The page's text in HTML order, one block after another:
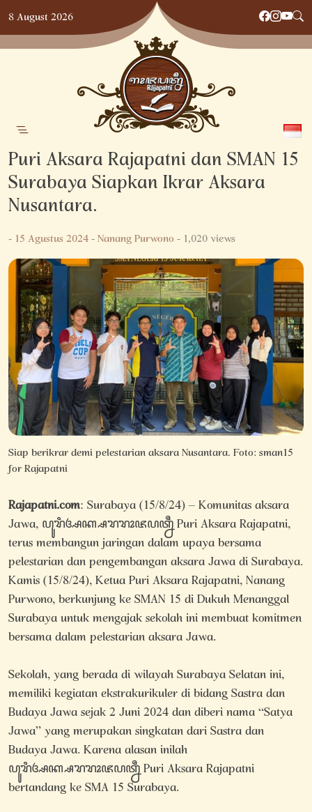
Skip
to
content
8 August 2026
Puri Aksara Rajapatni dan SMAN 15
Surabaya Siapkan Ikrar Aksara
Nusantara.
-15 Agustus 2024-Nanang Purwono- 1,020 views
Siap berikrar demi pelestarian aksara Nusantara. Foto: sman15
for Rajapatni
Rajapatni.com: Surabaya (15/8/24) – Komunitas aksara
Jawa, ꦥꦸꦫꦶꦄꦏ꧀ꦱꦫꦫꦴꦗꦥꦠ꧀ꦤꦷ Puri Aksara Rajapatni,
terus membangun jaringan dalam upaya bersama
pelestarian dan pengembangan aksara Jawa di Surabaya.
Kamis (15/8/24), Ketua Puri Aksara Rajapatni, Nanang
Purwono, berkunjung ke SMAN 15 di Dukuh Menanggal
Surabaya untuk mengajak sekolah ini membuat komitmen
bersama dalam pelestarian aksara Jawa.
Sekolah, yang berada di wilayah Surabaya Selatan ini,
memiliki kegiatan ekstrakurikuler di bidang Sastra dan
Budaya Jawa sejak 2 Juni 2024 dan diberi nama “Satya
Jawa” yang merupakan singkatan dari Sastra dan
Budaya Jawa. Karena alasan inilah
ꦥꦸꦫꦶꦄꦏ꧀ꦱꦫꦫꦴꦗꦥꦠ꧀ꦤꦷ Puri Aksara Rajapatni
bertandang ke SMA 15 Surabaya.